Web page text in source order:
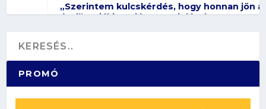
„Szerintem kulcskérdés, hogy honnan jön az
étel” – Diákinterjú Vona Violával
PROMÓ